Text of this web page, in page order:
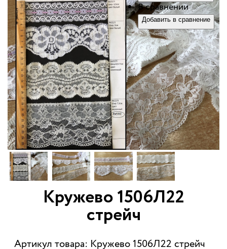
Кружево 1506Л22
стрейч
Артикул товара: Кружево 1506Л22 стрейч
В сравнении
Добавить в сравнение